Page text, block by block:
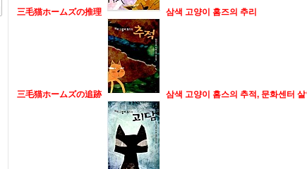
三毛猫ホームズの推理 삼색 고양이 홈즈의 추리
三毛猫ホームズの追跡 삼색 고양이 홈스의 추적, 문화센터